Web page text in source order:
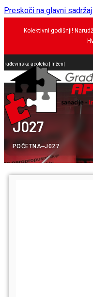
Preskoči na glavni sadržaj
Kolektivni godišnji!
Građevinska apoteka | Inženjering
J027
POČETNA--J027